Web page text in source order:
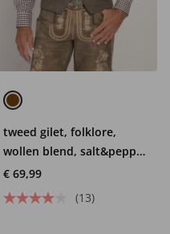
tweed gilet, folklore,
wollen blend, salt&pepper
dessin, gebreide
achterkant
€ 69,99
(13)